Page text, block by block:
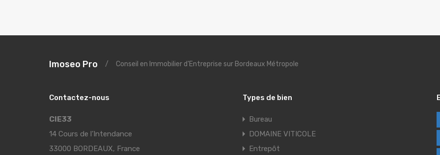
Imoseo Pro / Conseil en Immobilier d'Entreprise sur Bordeaux Métropole
Contactez-nous
CIE33
14 Cours de l’Intendance
33000 BORDEAUX, France
Types de bien
Bureau
DOMAINE VITICOLE
Entrepôt